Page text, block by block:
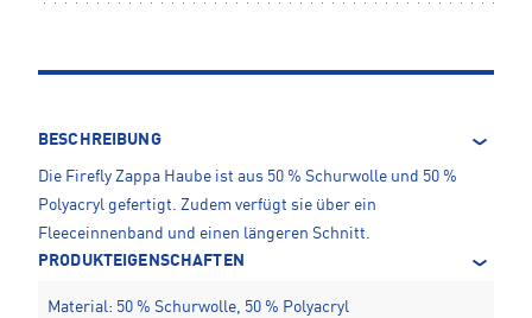
BESCHREIBUNG
Die Firefly Zappa Haube ist aus 50 % Schurwolle und 50 %
Polyacryl gefertigt. Zudem verfügt sie über ein
Fleeceinnenband und einen längeren Schnitt.
PRODUKTEIGENSCHAFTEN
Material: 50 % Schurwolle, 50 % Polyacryl